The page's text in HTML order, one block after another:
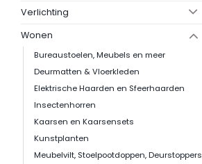
Verlichting
Wonen
Bureaustoelen, Meubels en meer
Deurmatten & Vloerkleden
Elektrische Haarden en Sfeerhaarden
Insectenhorren
Kaarsen en Kaarsensets
Kunstplanten
Meubelvilt, Stoelpootdoppen, Deurstoppers